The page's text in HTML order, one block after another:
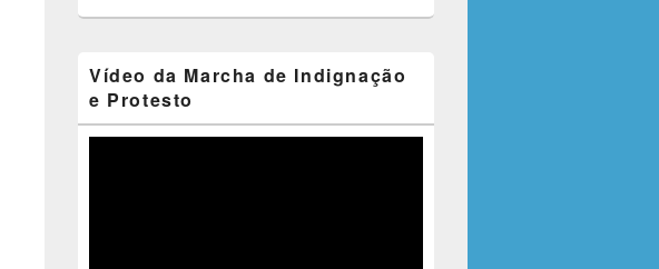
Vídeo da Marcha de Indignação
e Protesto